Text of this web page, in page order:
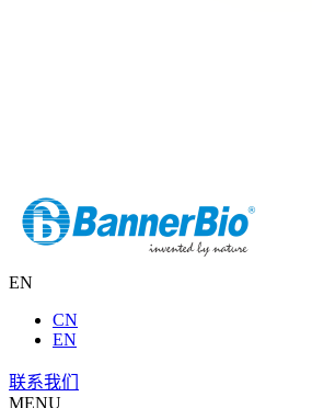
EN
CN
EN
联系我们
MENU